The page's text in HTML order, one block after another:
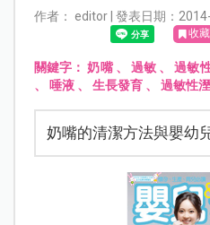
作者： editor | 發表日期：
收藏
關鍵字：奶嘴、 過敏 、過敏
、
唾液、 生長發育、 過敏性
奶嘴的清潔方法與嬰幼